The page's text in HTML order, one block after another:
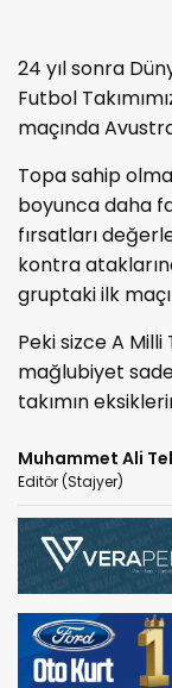
24 yıl sonra
Futbol
maçında
Topa sahip
boyunca daha
fırsatları
kontra
gruptaki ilk
Peki sizce A Milli
mağlubiyet
takımın
Muhammet Ali
Editör (Stajyer)